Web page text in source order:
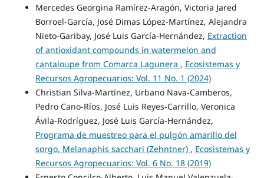
Mercedes Georgina Ramírez-Aragón, Victoria Jared
Borroel-García, José Dimas López-Martínez, Alejandra
Nieto-Garibay, José Luis García-Hernández, Extraction
of antioxidant compounds in watermelon and
cantaloupe from Comarca Lagunera , Ecosistemas y
Recursos Agropecuarios: Vol. 11 No. 1 (2024)
Christian Silva-Martínez, Urbano Nava-Camberos,
Pedro Cano-Ríos, José Luis Reyes-Carrillo, Veronica
Ávila-Rodríguez, José Luis García-Hernández,
Programa de muestreo para el pulgón amarillo del
sorgo, Melanaphis sacchari (Zehntner) , Ecosistemas y
Recursos Agropecuarios: Vol. 6 No. 18 (2019)